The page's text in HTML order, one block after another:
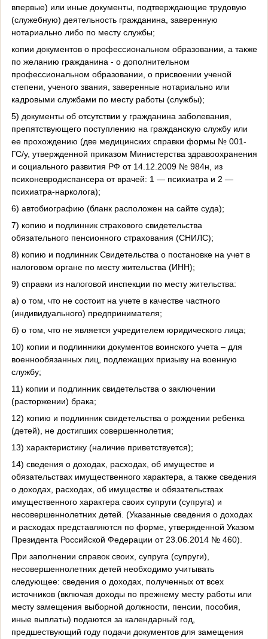
впервые) или иные документы, подтверждающие трудовую
(служебную) деятельность гражданина, заверенную
нотариально либо по месту службы;
копии документов о профессиональном образовании, а также
по желанию гражданина - о дополнительном
профессиональном образовании, о присвоении ученой
степени, ученого звания, заверенные нотариально или
кадровыми службами по месту работы (службы);
5) документы об отсутствии у гражданина заболевания,
препятствующего поступлению на гражданскую службу или
ее прохождению (две медицинских справки формы № 001-
ГС/у, утвержденной приказом Министерства здравоохранения
и социального развития РФ от 14.12.2009 № 984н, из
психоневродиспансера от врачей: 1 — психиатра и 2 —
психиатра-нарколога);
6) автобиографию (бланк расположен на сайте суда);
7) копию и подлинник страхового свидетельства
обязательного пенсионного страхования (СНИЛС);
8) копию и подлинник Свидетельства о постановке на учет в
налоговом органе по месту жительства (ИНН);
9) справки из налоговой инспекции по месту жительства:
а) о том, что не состоит на учете в качестве частного
(индивидуального) предпринимателя;
б) о том, что не является учредителем юридического лица;
10) копии и подлинники документов воинского учета – для
военнообязанных лиц, подлежащих призыву на военную
службу;
11) копии и подлинник свидетельства о заключении
(расторжении) брака;
12) копию и подлинник свидетельства о рождении ребенка
(детей), не достигших совершеннолетия;
13) характеристику (наличие приветствуется);
14) сведения о доходах, расходах, об имуществе и
обязательствах имущественного характера, а также сведения
о доходах, расходах, об имуществе и обязательствах
имущественного характера своих супруги (супруга) и
несовершеннолетних детей. (Указанные сведения о доходах
и расходах представляются по форме, утвержденной Указом
Президента Российской Федерации от 23.06.2014 № 460).
При заполнении справок своих, супруга (супруги),
несовершеннолетних детей необходимо учитывать
следующее: сведения о доходах, полученных от всех
источников (включая доходы по прежнему месту работы или
месту замещения выборной должности, пенсии, пособия,
иные выплаты) подаются за календарный год,
предшествующий году подачи документов для замещения